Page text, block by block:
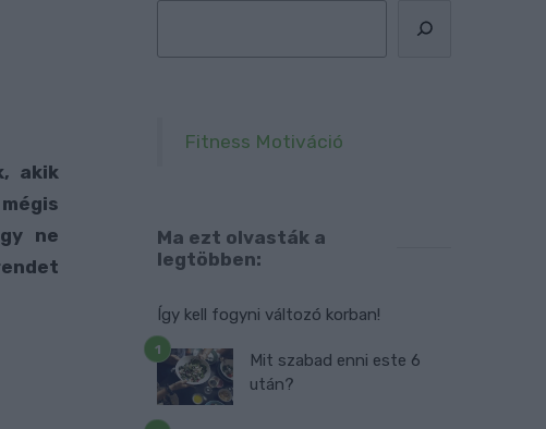
akik
ne
Fitness Motiváció
Ma ezt olvasták a
legtöbben:
Így kell fogyni változó korban!
Mit szabad enni este 6
után?